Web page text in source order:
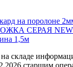
на поролоне
СЕРАЯ NEW
1,5м
на складе
старшим